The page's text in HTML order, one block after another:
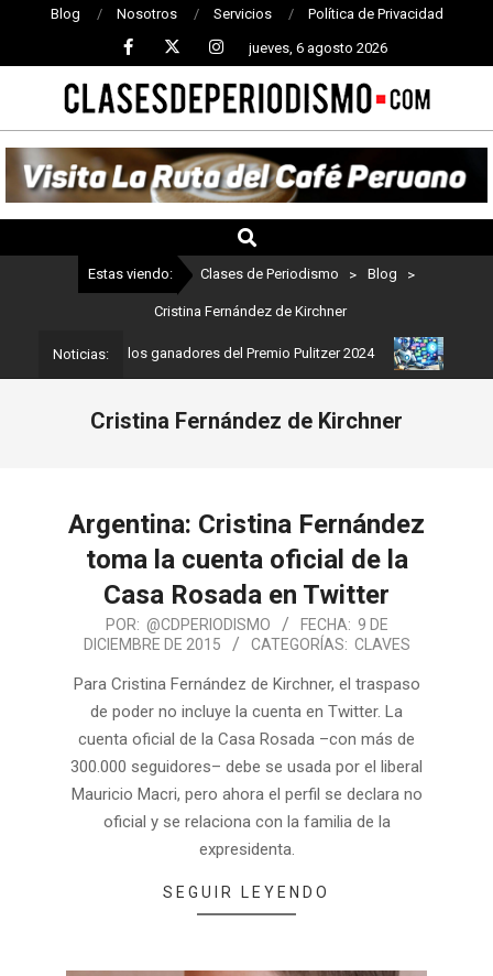
Blog Nosotros Servicios Política de Privacidad
jueves, 6 agosto 2026
CLASES
DE
PERIODISMO
Estas viendo: Clases de Periodismo > Blog >
Cristina Fernández de Kirchner
Noticias:
Estos son los ganadores del Premio Pulitzer 2024 Usuarios
Cristina Fernández de Kirchner
Argentina: Cristina Fernández
toma la cuenta oficial de la
Casa Rosada en Twitter
POR: @CDPERIODISMO FECHA: 9 DE
DICIEMBRE DE 2015
CATEGORÍAS: CLAVES
Para Cristina Fernández de Kirchner, el traspaso
de poder no incluye la cuenta en Twitter. La
cuenta oficial de la Casa Rosada –con más de
300.000 seguidores– debe se usada por el liberal
Mauricio Macri, pero ahora el perfil se declara no
oficial y se relaciona con la familia de la
expresidenta.
SEGUIR LEYENDO